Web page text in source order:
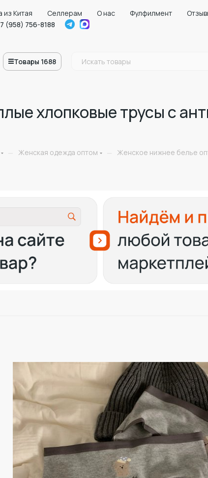
из Китая Селлерам О нас Фулфилмент
(958) 756-8188
Товары 1688
хлопковые трусы с
— Женская одежда оптом — Женское нижнее белье